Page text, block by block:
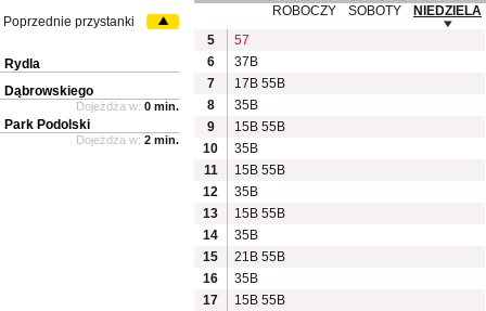
ROBOCZY
SOBOTY
NIEDZIELA
5
57
6
37B
7
17B 55B
8
35B
9
15B 55B
10
35B
11
15B 55B
12
35B
13
15B 55B
14
35B
15
21B 55B
16
35B
17
15B 55B
Poprzednie przystanki
Rydla
Dąbrowskiego
Dojeżdża w: 0 min.
Park Podolski
Dojeżdża w: 2 min.